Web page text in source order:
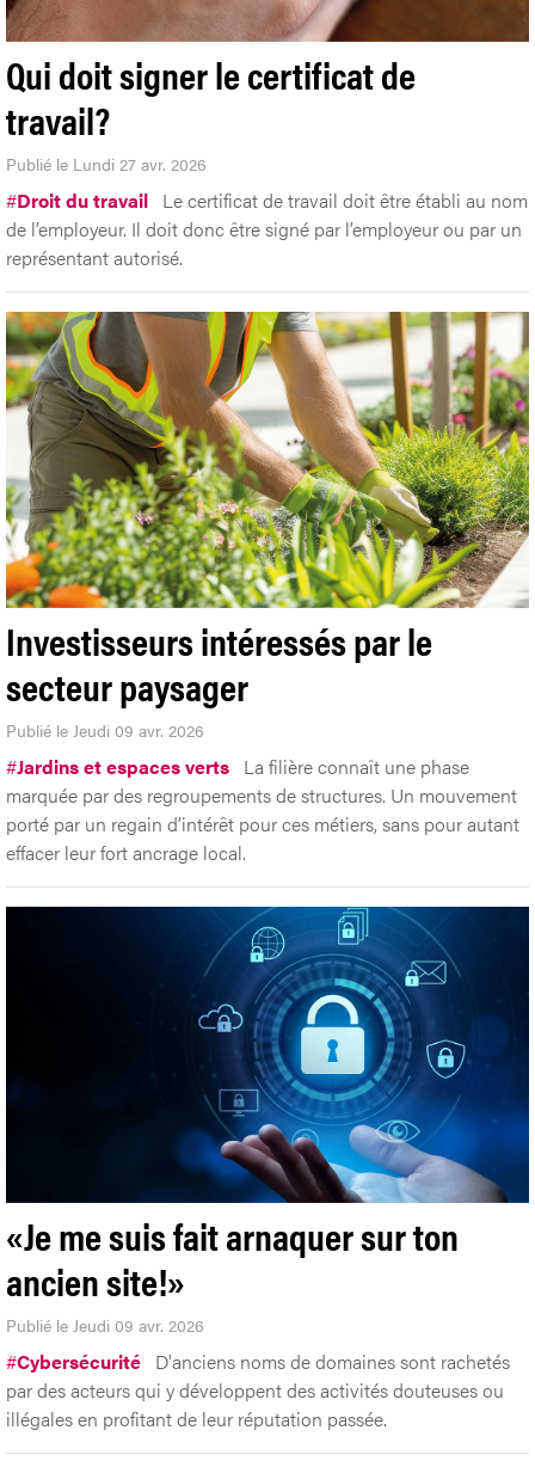
Qui doit signer le certificat de
travail?
Publié le Lundi 27 avr. 2026
#Droit du travail Le certificat de travail doit être établi au nom
de l’employeur. Il doit donc être signé par l’employeur ou par un
représentant autorisé.
Investisseurs intéressés par le
secteur paysager
Publié le Jeudi 09 avr. 2026
#Jardins et espaces verts La filière connaît une phase
marquée par des regroupements de structures. Un mouvement
porté par un regain d’intérêt pour ces métiers, sans pour autant
effacer leur fort ancrage local.
«Je me suis fait arnaquer sur ton
ancien site!»
Publié le Jeudi 09 avr. 2026
#Cybersécurité D'anciens noms de domaines sont rachetés
par des acteurs qui y développent des activités douteuses ou
illégales en profitant de leur réputation passée.